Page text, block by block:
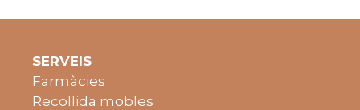
SERVEIS
Farmàcies
Recollida mobles